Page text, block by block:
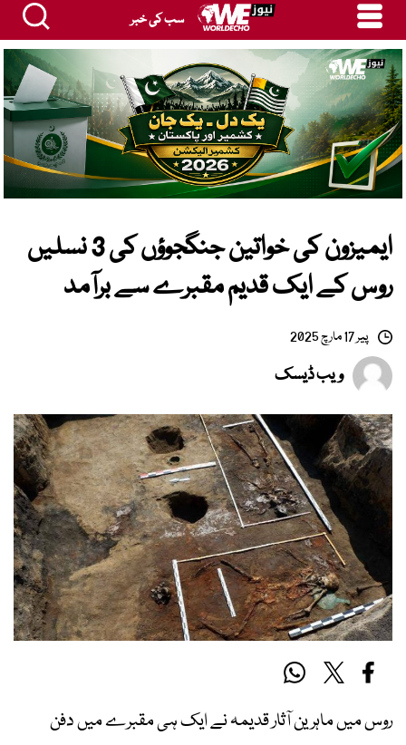
سب کی خبر
ایمیزون کی خواتین جنگجوؤں کی 3 نسلیں
روس کے ایک قدیم مقبرے سے برآمد
پیر 17 مارچ 2025
ویب ڈیسک
روس میں ماہرین آثار قدیمہ نے ایک ہی مقبرے میں دفن